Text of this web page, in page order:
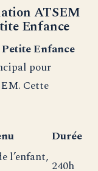
ATSEM
Enfance
Enfance
pour
Cette
Durée
l’enfant,
240h